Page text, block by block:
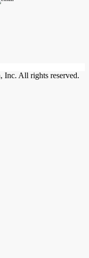
Inc. All rights reserved.